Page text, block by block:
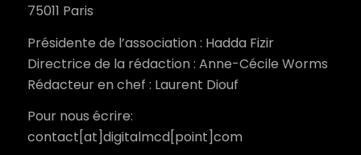
75011 Paris
Présidente de l’association : Hadda Fizir
Directrice de la rédaction : Anne-Cécile Worms
Rédacteur en chef : Laurent Diouf
Pour nous écrire:
contact[at]digitalmcd[point]com